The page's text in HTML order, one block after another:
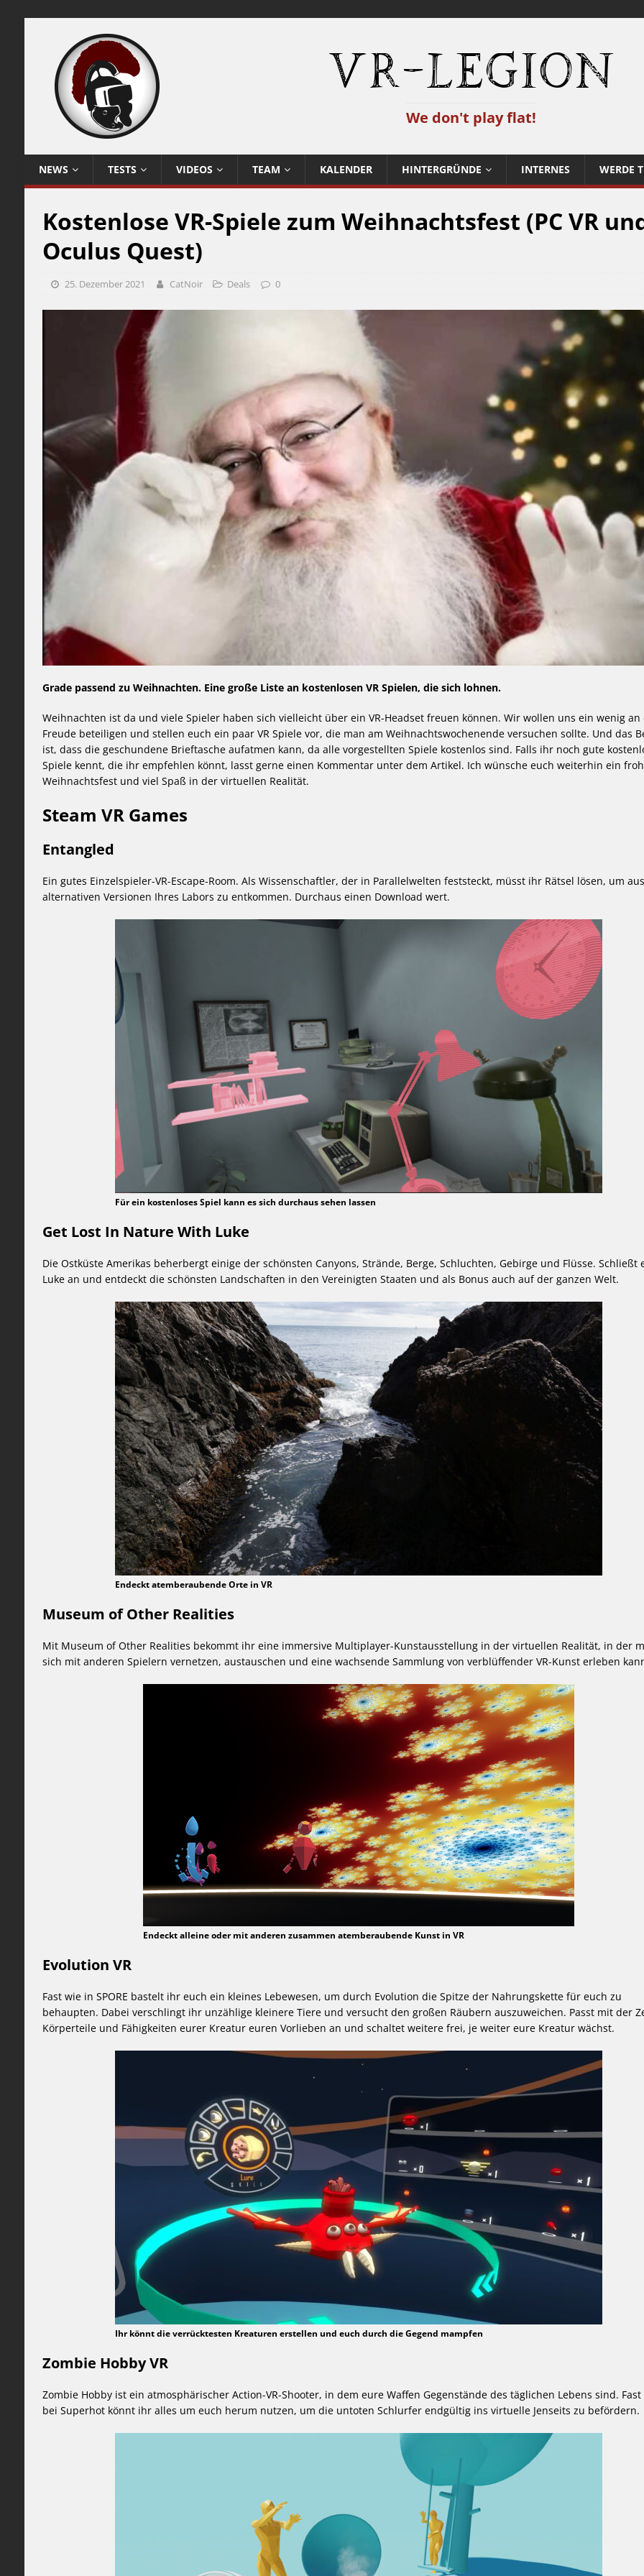
VR-Legion
We don't play flat!
NEWS TESTS VIDEOS TEAM KALENDER HINTERGRÜNDE INTERNES WERDE
Kostenlose VR-Spiele zum Weihnachtsfest (PC VR
Oculus Quest)
25. Dezember 2021 CatNoir Deals 0
Grade passend zu Weihnachten. Eine große Liste an kostenlosen VR Spielen, die sich lohnen.
Weihnachten ist da und viele Spieler haben sich vielleicht über ein VR-Headset freuen können. Wir wollen uns ein wenig an
Freude beteiligen und stellen euch ein paar VR Spiele vor, die man am Weihnachtswochenende versuchen sollte. Und das
ist, dass die geschundene Brieftasche aufatmen kann, da alle vorgestellten Spiele kostenlos sind. Falls ihr noch gute
Spiele kennt, die ihr empfehlen könnt, lasst gerne einen Kommentar unter dem Artikel. Ich wünsche euch weiterhin ein
Weihnachtsfest und viel Spaß in der virtuellen Realität.
Steam VR Games
Entangled
Ein gutes Einzelspieler-VR-Escape-Room. Als Wissenschaftler, der in Parallelwelten feststeckt, müsst ihr Rätsel lösen, um aus
alternativen Versionen Ihres Labors zu entkommen. Durchaus einen Download wert.
Für ein kostenloses Spiel kann es sich durchaus sehen lassen
Get Lost In Nature With Luke
Die Ostküste Amerikas beherbergt einige der schönsten Canyons, Strände, Berge, Schluchten, Gebirge und Flüsse. Schließt
Luke an und entdeckt die schönsten Landschaften in den Vereinigten Staaten und als Bonus auch auf der ganzen Welt.
Endeckt atemberaubende Orte in VR
Museum of Other Realities
Mit Museum of Other Realities bekommt ihr eine immersive Multiplayer-Kunstausstellung in der virtuellen Realität, in der
sich mit anderen Spielern vernetzen, austauschen und eine wachsende Sammlung von verblüffender VR-Kunst erleben
Endeckt alleine oder mit anderen zusammen atemberaubende Kunst in VR
Evolution VR
Fast wie in SPORE bastelt ihr euch ein kleines Lebewesen, um durch Evolution die Spitze der Nahrungskette für euch zu
behaupten. Dabei verschlingt ihr unzählige kleinere Tiere und versucht den großen Räubern auszuweichen. Passt mit der
Körperteile und Fähigkeiten eurer Kreatur euren Vorlieben an und schaltet weitere frei, je weiter eure Kreatur wächst.
Ihr könnt die verrücktesten Kreaturen erstellen und euch durch die Gegend mampfen
Zombie Hobby VR
Zombie Hobby ist ein atmosphärischer Action-VR-Shooter, in dem eure Waffen Gegenstände des täglichen Lebens sind. Fast
bei Superhot könnt ihr alles um euch herum nutzen, um die untoten Schlurfer endgültig ins virtuelle Jenseits zu befördern.